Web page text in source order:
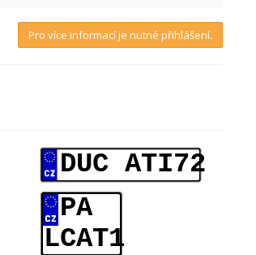
Pro více informací je nutné přihlášení.
DUC ATI72
PA
LCAT1